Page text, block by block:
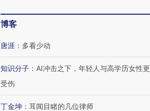
博客
唐涯 ： 多看少动
知识分子 ： AI冲击之下，年轻人与高学历女性更
受伤
丁金坤 ： 耳闻目睹的几位律师